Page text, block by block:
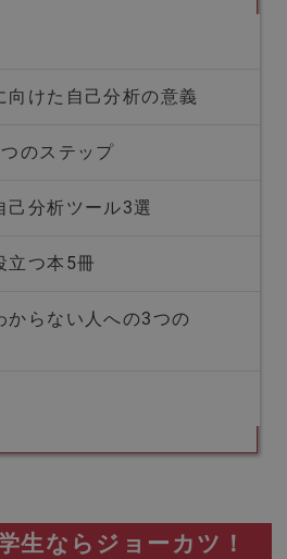
向けた自己分析の意義
のステップ
己分析ツール3選
立つ本5冊
からない人への3つの
生ならジョーカツ！